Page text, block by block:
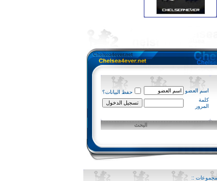
اسم العضو
حفظ البيانات؟
كلمة
المرور
البحث
::